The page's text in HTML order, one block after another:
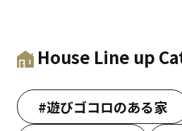
House Line up
#遊びゴコロのある家